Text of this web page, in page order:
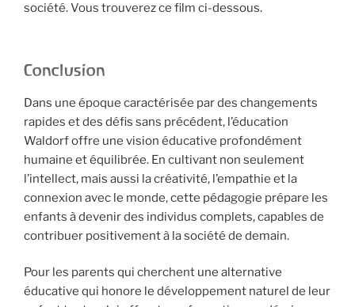
société. Vous trouverez ce film ci-dessous.
Conclusion
Dans une époque caractérisée par des changements
rapides et des défis sans précédent, l’éducation
Waldorf offre une vision éducative profondément
humaine et équilibrée. En cultivant non seulement
l’intellect, mais aussi la créativité, l’empathie et la
connexion avec le monde, cette pédagogie prépare les
enfants à devenir des individus complets, capables de
contribuer positivement à la société de demain.
Pour les parents qui cherchent une alternative
éducative qui honore le développement naturel de leur